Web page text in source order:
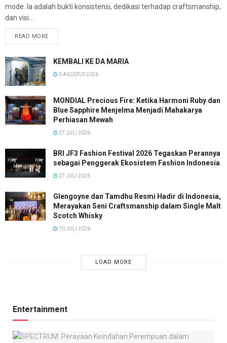
mode. Ia adalah bukti konsistensi, dedikasi terhadap craftsmanship,
dan visi...
READ MORE
KEMBALI KE DA MARIA
3 AGUSTUS 2026
MONDIAL Precious Fire: Ketika Harmoni Ruby dan
Blue Sapphire Menjelma Menjadi Mahakarya
Perhiasan Mewah
27 JULI 2026
BRI JF3 Fashion Festival 2026 Tegaskan Perannya
sebagai Penggerak Ekosistem Fashion Indonesia
27 JULI 2026
Glengoyne dan Tamdhu Resmi Hadir di Indonesia,
Merayakan Seni Craftsmanship dalam Single Malt
Scotch Whisky
10 JULI 2026
LOAD MORE
Entertainment